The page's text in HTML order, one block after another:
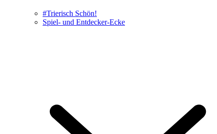
#Trierisch Schön!
Spiel- und Entdecker-Ecke